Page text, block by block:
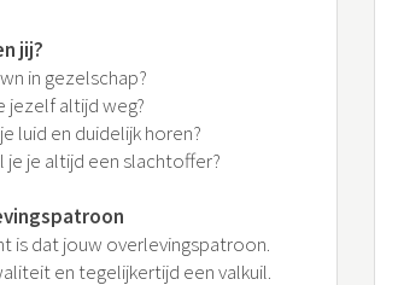
jij?
in gezelschap?
jezelf altijd weg?
luid en duidelijk horen?
je je altijd een slachtoffer?
is dat jouw overlevingspatroon.
en tegelijkertijd een valkuil.